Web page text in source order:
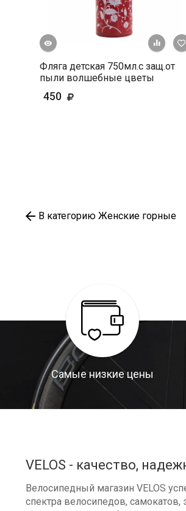
Фляга детская 750мл.с защ.от
пыли волшебные цветы
450
В категорию Женские горные
Самые низкие цены
VELOS - качество,
Велосипедный магазин VELOS
спектра велосипедов, самокатов,